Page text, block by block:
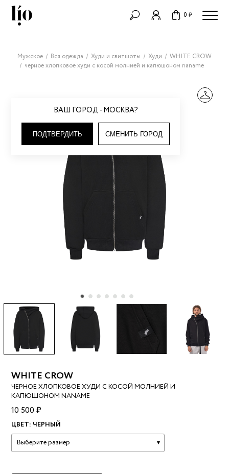
0 ₽
ВАШ ГОРОД - МОСКВА?
ПОДТВЕРДИТЬ СМЕНИТЬ ГОРОД
Мужское Вся одежда Худи и свитшоты Худи
WHITE CROW
черное хлопковое худи с косой молнией и капюшоном naname
WHITE CROW
ЧЕРНОЕ ХЛОПКОВОЕ ХУДИ С КОСОЙ МОЛНИЕЙ И
КАПЮШОНОМ NANAME
10 500 ₽
ЦВЕТ: ЧЕРНЫЙ
Выберите размер